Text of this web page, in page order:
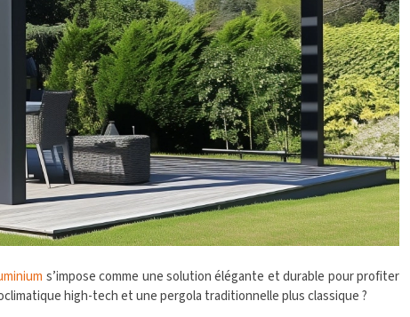
s’impose comme une solution élégante et durable pour profiter
high-tech et une pergola traditionnelle plus classique ?